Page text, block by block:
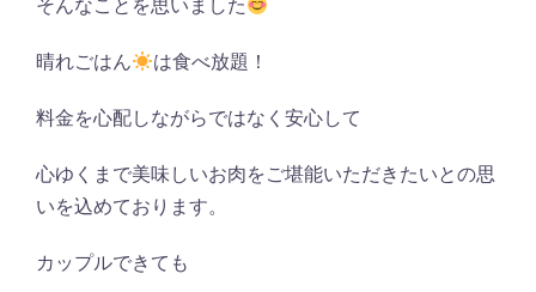
そんなことを思いました
晴れごはん は食べ放題！
料金を心配しながらではなく安心して
心ゆくまで美味しいお肉をご堪能いただきたいとの思
いを込めております。
カップルできても